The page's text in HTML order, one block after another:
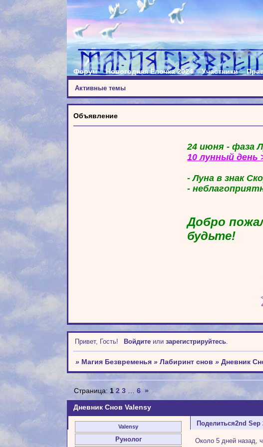
Форум Новогодняя Ёлочка 2024 Участники
Активные темы
Объявление
24 июня - фаза
10 лунный день
- Луна в знак
-
Добро
будьте!
Привет, Гость! Войдитеили зарегистрируйтесь.
» Магия Безвременья »Лабиринт снов »Дневник
Дневник Снов Valensy
Страница: 1 2 3 6 »
Поделиться2nd Sep
Valensy
Рунолог Около 5 дней назад,